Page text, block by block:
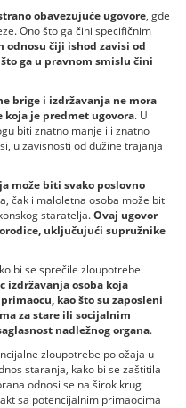
obavezujuće ugovore, gde
Ono što ga čini specifičnim
odnosu čiji ishod zavisi od
ga u pravnom smislu čini
brige i izdržavanja ne mora
koja je predmet ugovora. U
biti znatno manje ili znatno
u zavisnosti od dužine trajanja
može biti svako poslovno
čak i maloletna osoba može biti
staratelja.Ovaj ugovor
uključujući supružnike
bi se sprečile zloupotrebe.
izdržavanja osoba koja
kao što su zaposleni
za stare ili socijalnim
nadležnog organa.
zloupotrebe položaja u
staranja, kako bi se zaštitila
odnosi se na širok krug
sa potencijalnim primaocima